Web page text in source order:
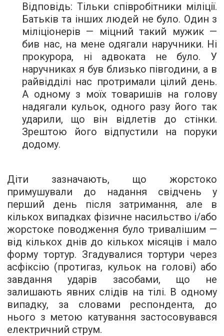
Відповідь: Тільки співробітники міліції.
Батьків та інших людей не було. Один з
міліціонерів — міцний такий мужик —
бив нас, на мене одягали наручники. Ні
прокурора, ні адвоката не було. У
наручниках я був близько півгодини, а в
райвідділі нас протримали цілий день.
А одному з моїх товаришів на голову
надягали кульок, одного разу його так
ударили, що він відлетів до стінки.
Зрештою його відпустили на поруки
додому.
Діти зазначають, що жорстоко
примушували до надання свідчень у
перший день після затримання, але в
кількох випадках фізичне насильство і/або
жорстоке поводження було тривалішим —
від кількох днів до кількох місяців і мало
форму тортур. Згадувалися тортури через
асфіксію (протигаз, кульок на голові) або
завдання ударів засобами, що не
залишають явних слідів на тілі. В одному
випадку, за словами респондента, до
нього з метою катування застосовувався
електричний струм.